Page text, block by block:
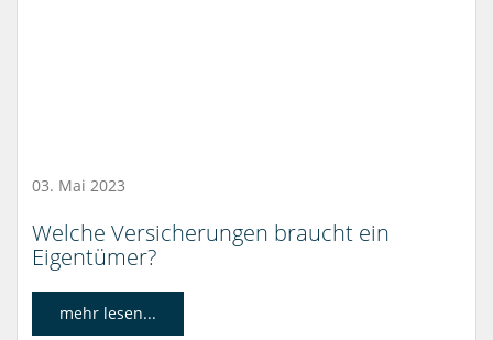
03. Mai 2023
Welche Versicherungen braucht ein
Eigentümer?
mehr lesen...